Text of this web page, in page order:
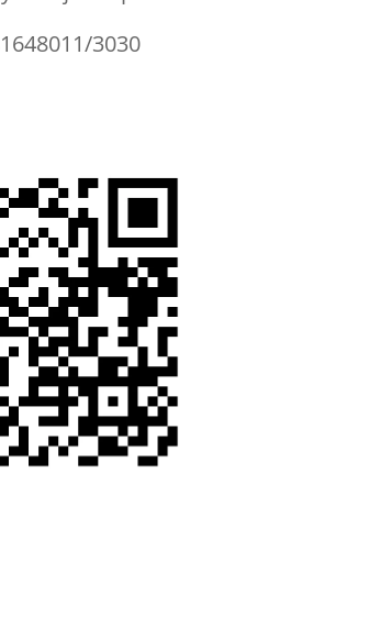
3030